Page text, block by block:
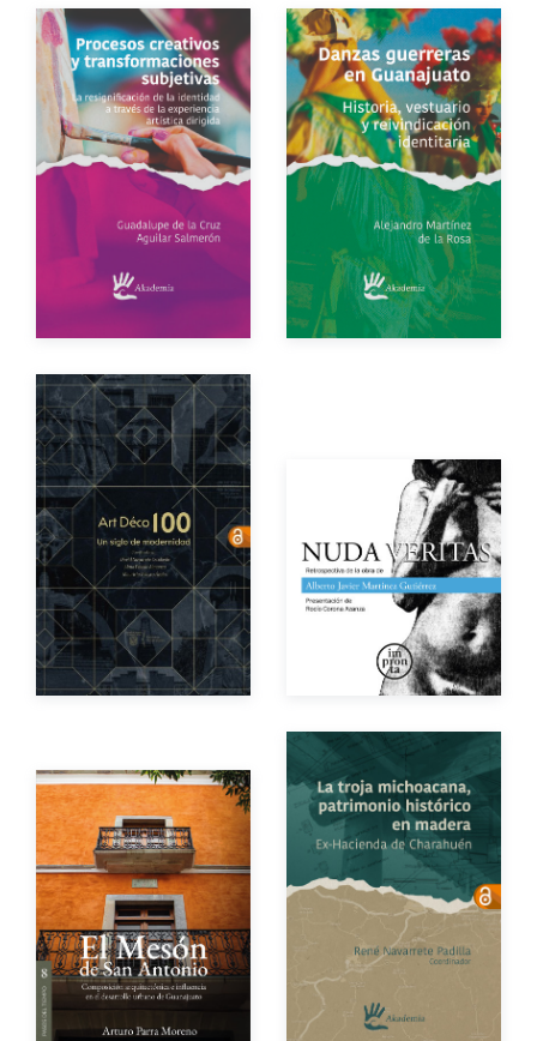
Autor
Año de edición
eBook Gratuito
Impreso
Autor
Año de edición
Gratuito
Impreso $250.00
Autores
Año de edición
eBook Gratuito
Autores
Año de edición
$120.00
Autor
Año de edición
Impreso $120.00
Autor
Año de edición
eBook Gratuito
Impreso